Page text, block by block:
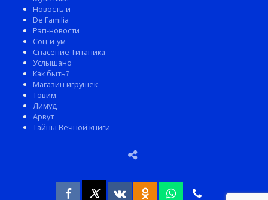
Новость и
De Familia
Рэп-новости
Соц-и-ум
Спасение Титаника
Услышано
Как быть?
Магазин игрушек
Товим
Лимуд
Арвут
Тайны Вечной книги